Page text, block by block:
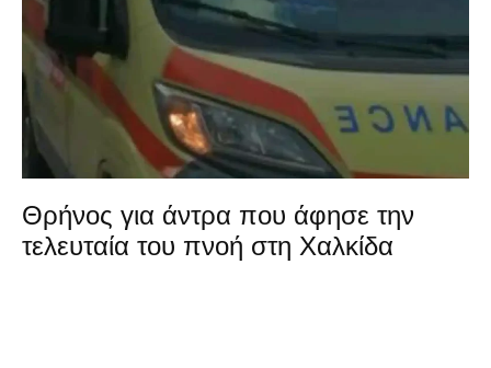
Θρήνος για άντρα που άφησε την
τελευταία του πνοή στη Χαλκίδα